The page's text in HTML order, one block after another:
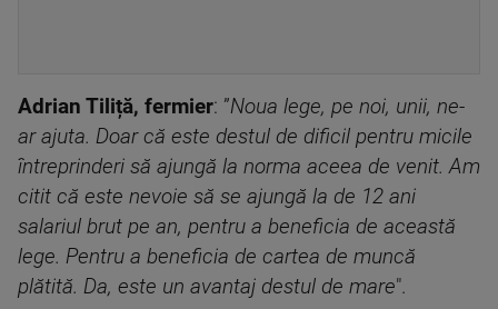
Adrian Tiliță, fermier: ”Noua lege, pe noi, unii, ne-
ar ajuta. Doar că este destul de dificil pentru micile
întreprinderi să ajungă la norma aceea de venit. Am
citit că este nevoie să se ajungă la de 12 ani
salariul brut pe an, pentru a beneficia de această
lege. Pentru a beneficia de cartea de muncă
plătită. Da, este un avantaj destul de mare".